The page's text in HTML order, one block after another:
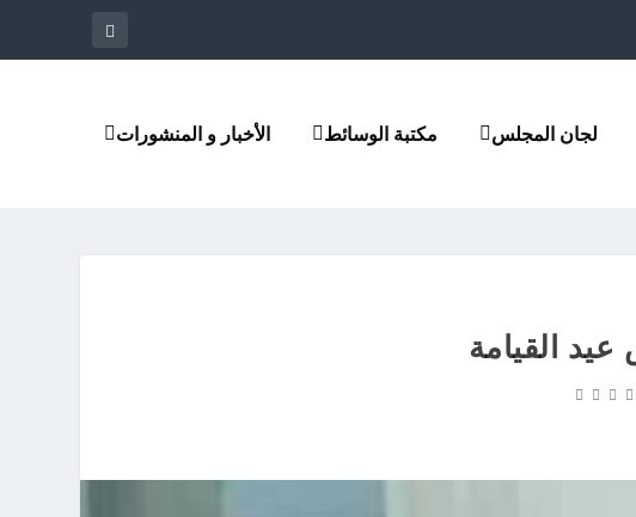
لجان المجلس مكتبة الوسائط الأخبار و المنشورات
القيامة